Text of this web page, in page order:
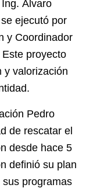
Álvaro
ejecutó por
y Coordinador
proyecto
y valorización
Pedro
de rescatar el
desde hace 5
definió su plan
programas